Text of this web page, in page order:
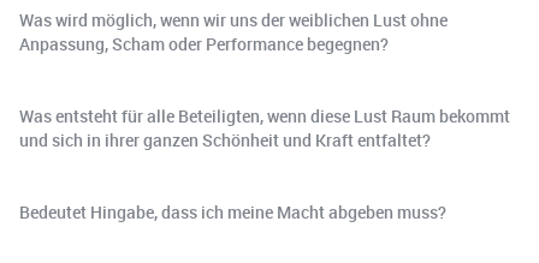
Was wird möglich, wenn wir uns der weiblichen Lust ohne
Anpassung, Scham oder Performance begegnen?
Was entsteht für alle Beteiligten, wenn diese Lust Raum bekommt
und sich in ihrer ganzen Schönheit und Kraft entfaltet?
Bedeutet Hingabe, dass ich meine Macht abgeben muss?